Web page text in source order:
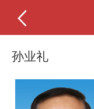
孙业礼